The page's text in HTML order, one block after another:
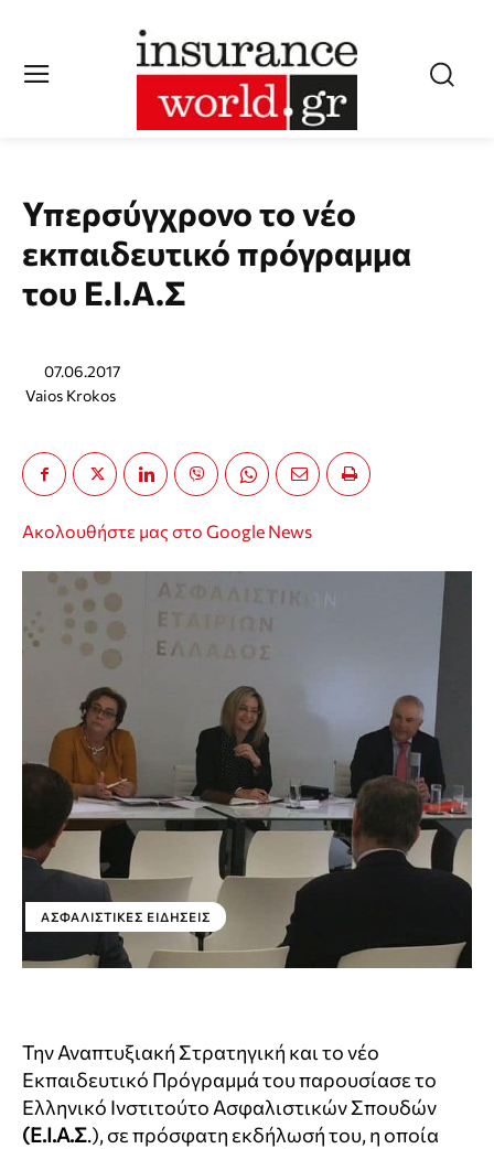
Υπερσύγχρονο το νέο
εκπαιδευτικό πρόγραμμα
του Ε.Ι.Α.Σ
07.06.2017
Vaios Krokos
Ακολουθήστε μας στο Google News
ΑΣΦΑΛΙΣΤΙΚΕΣ ΕΙΔΗΣΕΙΣ
Την Αναπτυξιακή Στρατηγική και το νέο
Εκπαιδευτικό Πρόγραμμά του παρουσίασε το
Ελληνικό Ινστιτούτο Ασφαλιστικών Σπουδών
(Ε.Ι.Α.Σ.), σε πρόσφατη εκδήλωσή του, η οποία